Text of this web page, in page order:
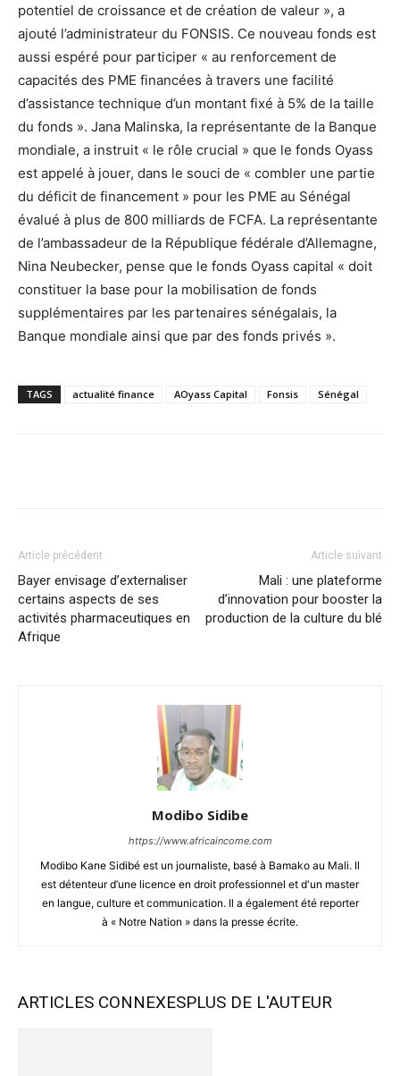
potentiel de croissance et de création de valeur », a
ajouté l’administrateur du FONSIS. Ce nouveau fonds est
aussi espéré pour participer « au renforcement de
capacités des PME financées à travers une facilité
d’assistance technique d’un montant fixé à 5% de la taille
du fonds ». Jana Malinska, la représentante de la Banque
mondiale, a instruit « le rôle crucial » que le fonds Oyass
est appelé à jouer, dans le souci de « combler une partie
du déficit de financement » pour les PME au Sénégal
évalué à plus de 800 milliards de FCFA. La représentante
de l’ambassadeur de la République fédérale d’Allemagne,
Nina Neubecker, pense que le fonds Oyass capital « doit
constituer la base pour la mobilisation de fonds
supplémentaires par les partenaires sénégalais, la
Banque mondiale ainsi que par des fonds privés ».
TAGS actualité finance AOyass Capital Fonsis Sénégal
Article précédent
Bayer envisage d’externaliser
certains aspects de ses
activités pharmaceutiques en
Afrique
Article suivant
Mali : une plateforme
d’innovation pour booster la
production de la culture du blé
Modibo Sidibe
https://www.africaincome.com
Modibo Kane Sidibé est un journaliste, basé à Bamako au Mali. Il
est détenteur d’une licence en droit professionnel et d'un master
en langue, culture et communication. Il a également été reporter
à « Notre Nation » dans la presse écrite.
ARTICLES CONNEXESPLUS DE L'AUTEUR